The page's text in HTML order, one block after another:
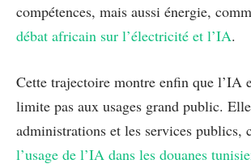
compétences, mais aussi énergie,
débat africain sur l’électricité et l’IA.
Cette trajectoire montre enfin que l’IA
limite pas aux usages grand public.
administrations et les services publics,
l’usage de l’IA dans les douanes